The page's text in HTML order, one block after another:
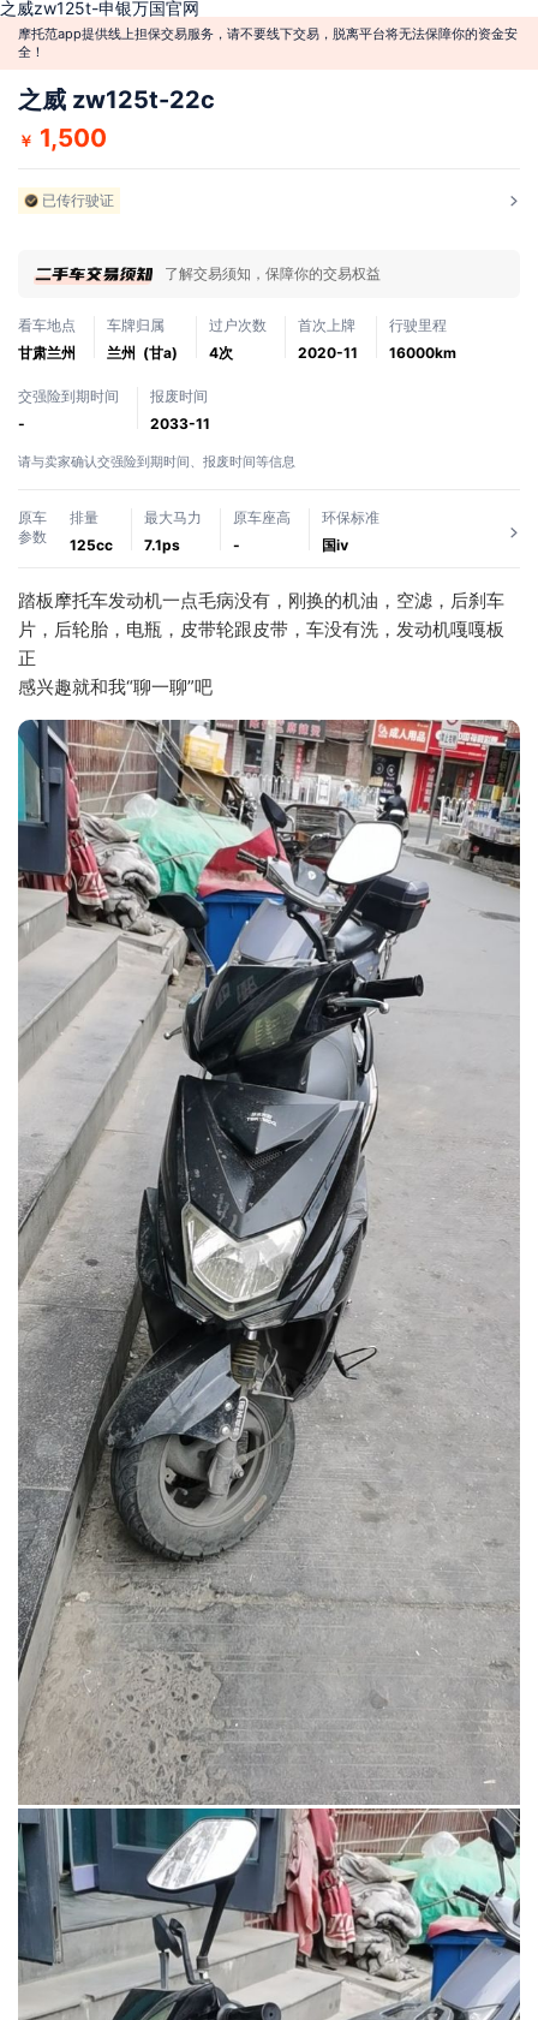
之威zw125t-申银万国官网
摩托范app提供线上担保交易服务，请不要线下交易，脱离平台将无法保障你的资金安
全！
之威 zw125t-22c
￥ 1,500
已传行驶证
了解交易须知，保障你的交易权益
看车地点
甘肃兰州
车牌归属
兰州 (甘a)
过户次数
4次
首次上牌
2020-11
行驶里程
16000km
交强险到期时间
-
报废时间
2033-11
请与卖家确认交强险到期时间、报废时间等信息
原车
参数
排量
125cc
最大马力
7.1ps
原车座高
-
环保标准
国ⅳ
踏板摩托车发动机一点毛病没有，刚换的机油，空滤，后刹车
片，后轮胎，电瓶，皮带轮跟皮带，车没有洗，发动机嘎嘎板
正
感兴趣就和我“聊一聊”吧